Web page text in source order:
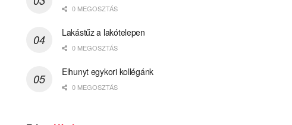
0 MEGOSZTÁS
Lakástűz a lakótelepen
0 MEGOSZTÁS
Elhunyt egykori kollégánk
0 MEGOSZTÁS